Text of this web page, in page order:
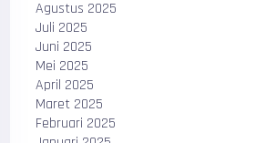
Agustus 2025
Juli 2025
Juni 2025
Mei 2025
April 2025
Maret 2025
Februari 2025